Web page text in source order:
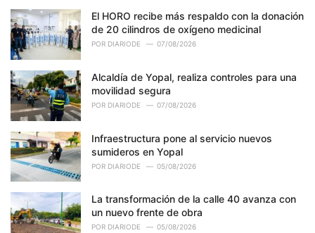
El HORO recibe más respaldo con la donación
de 20 cilindros de oxígeno medicinal
POR DIARIODE 07/08/2026
Alcaldía de Yopal, realiza controles para una
movilidad segura
POR DIARIODE 07/08/2026
Infraestructura pone al servicio nuevos
sumideros en Yopal
POR DIARIODE 05/08/2026
La transformación de la calle 40 avanza con
un nuevo frente de obra
POR DIARIODE 05/08/2026